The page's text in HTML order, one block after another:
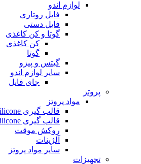
لوازم اندو
فایل روتاری
فایل دستی
گوتا و کن کاغذی
کن کاغذی
گوتا
گیتس و پیزو
سایر لوازم اندو
جای فایل
پروتز
مواد پروتز
قالب گیری A Silicone (افزایشی)
قالب گیری C silicone (تراکمی)
روکش موقت
آلژینات
سایر مواد پروتز
تجهیزات